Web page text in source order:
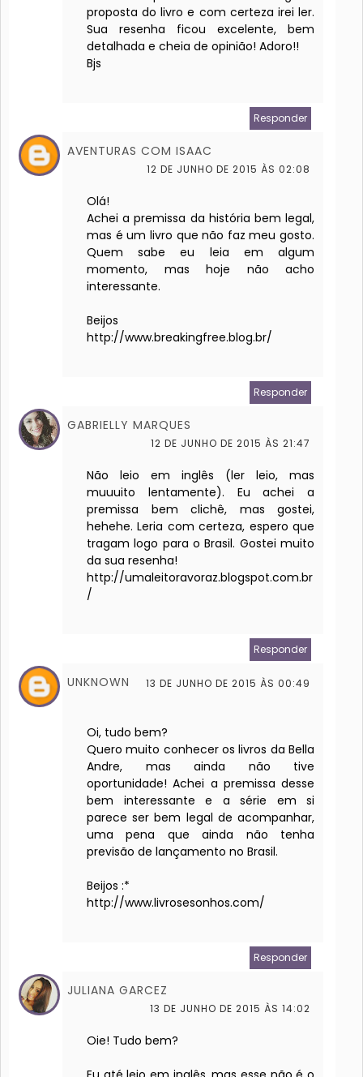
proposta do livro e com certeza irei ler.
Sua resenha ficou excelente, bem
detalhada e cheia de opinião! Adoro!!
Bjs
Responder
AVENTURAS COM ISAAC
12 DE JUNHO DE 2015 ÀS 02:08
Olá!
Achei a premissa da história bem legal,
mas é um livro que não faz meu gosto.
Quem sabe eu leia em algum
momento, mas hoje não acho
interessante.
Beijos
http://www.breakingfree.blog.br/
Responder
GABRIELLY MARQUES
12 DE JUNHO DE 2015 ÀS 21:47
Não leio em inglês (ler leio, mas
muuuito lentamente). Eu achei a
premissa bem clichê, mas gostei,
hehehe. Leria com certeza, espero que
tragam logo para o Brasil. Gostei muito
da sua resenha!
http://umaleitoravoraz.blogspot.com.br
/
Responder
UNKNOWN 13 DE JUNHO DE 2015 ÀS 00:49
Oi, tudo bem?
Quero muito conhecer os livros da Bella
Andre, mas ainda não tive
oportunidade! Achei a premissa desse
bem interessante e a série em si
parece ser bem legal de acompanhar,
uma pena que ainda não tenha
previsão de lançamento no Brasil.
Beijos :*
http://www.livrosesonhos.com/
Responder
JULIANA GARCEZ
13 DE JUNHO DE 2015 ÀS 14:02
Oie! Tudo bem?